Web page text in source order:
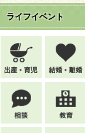
ライフイベント